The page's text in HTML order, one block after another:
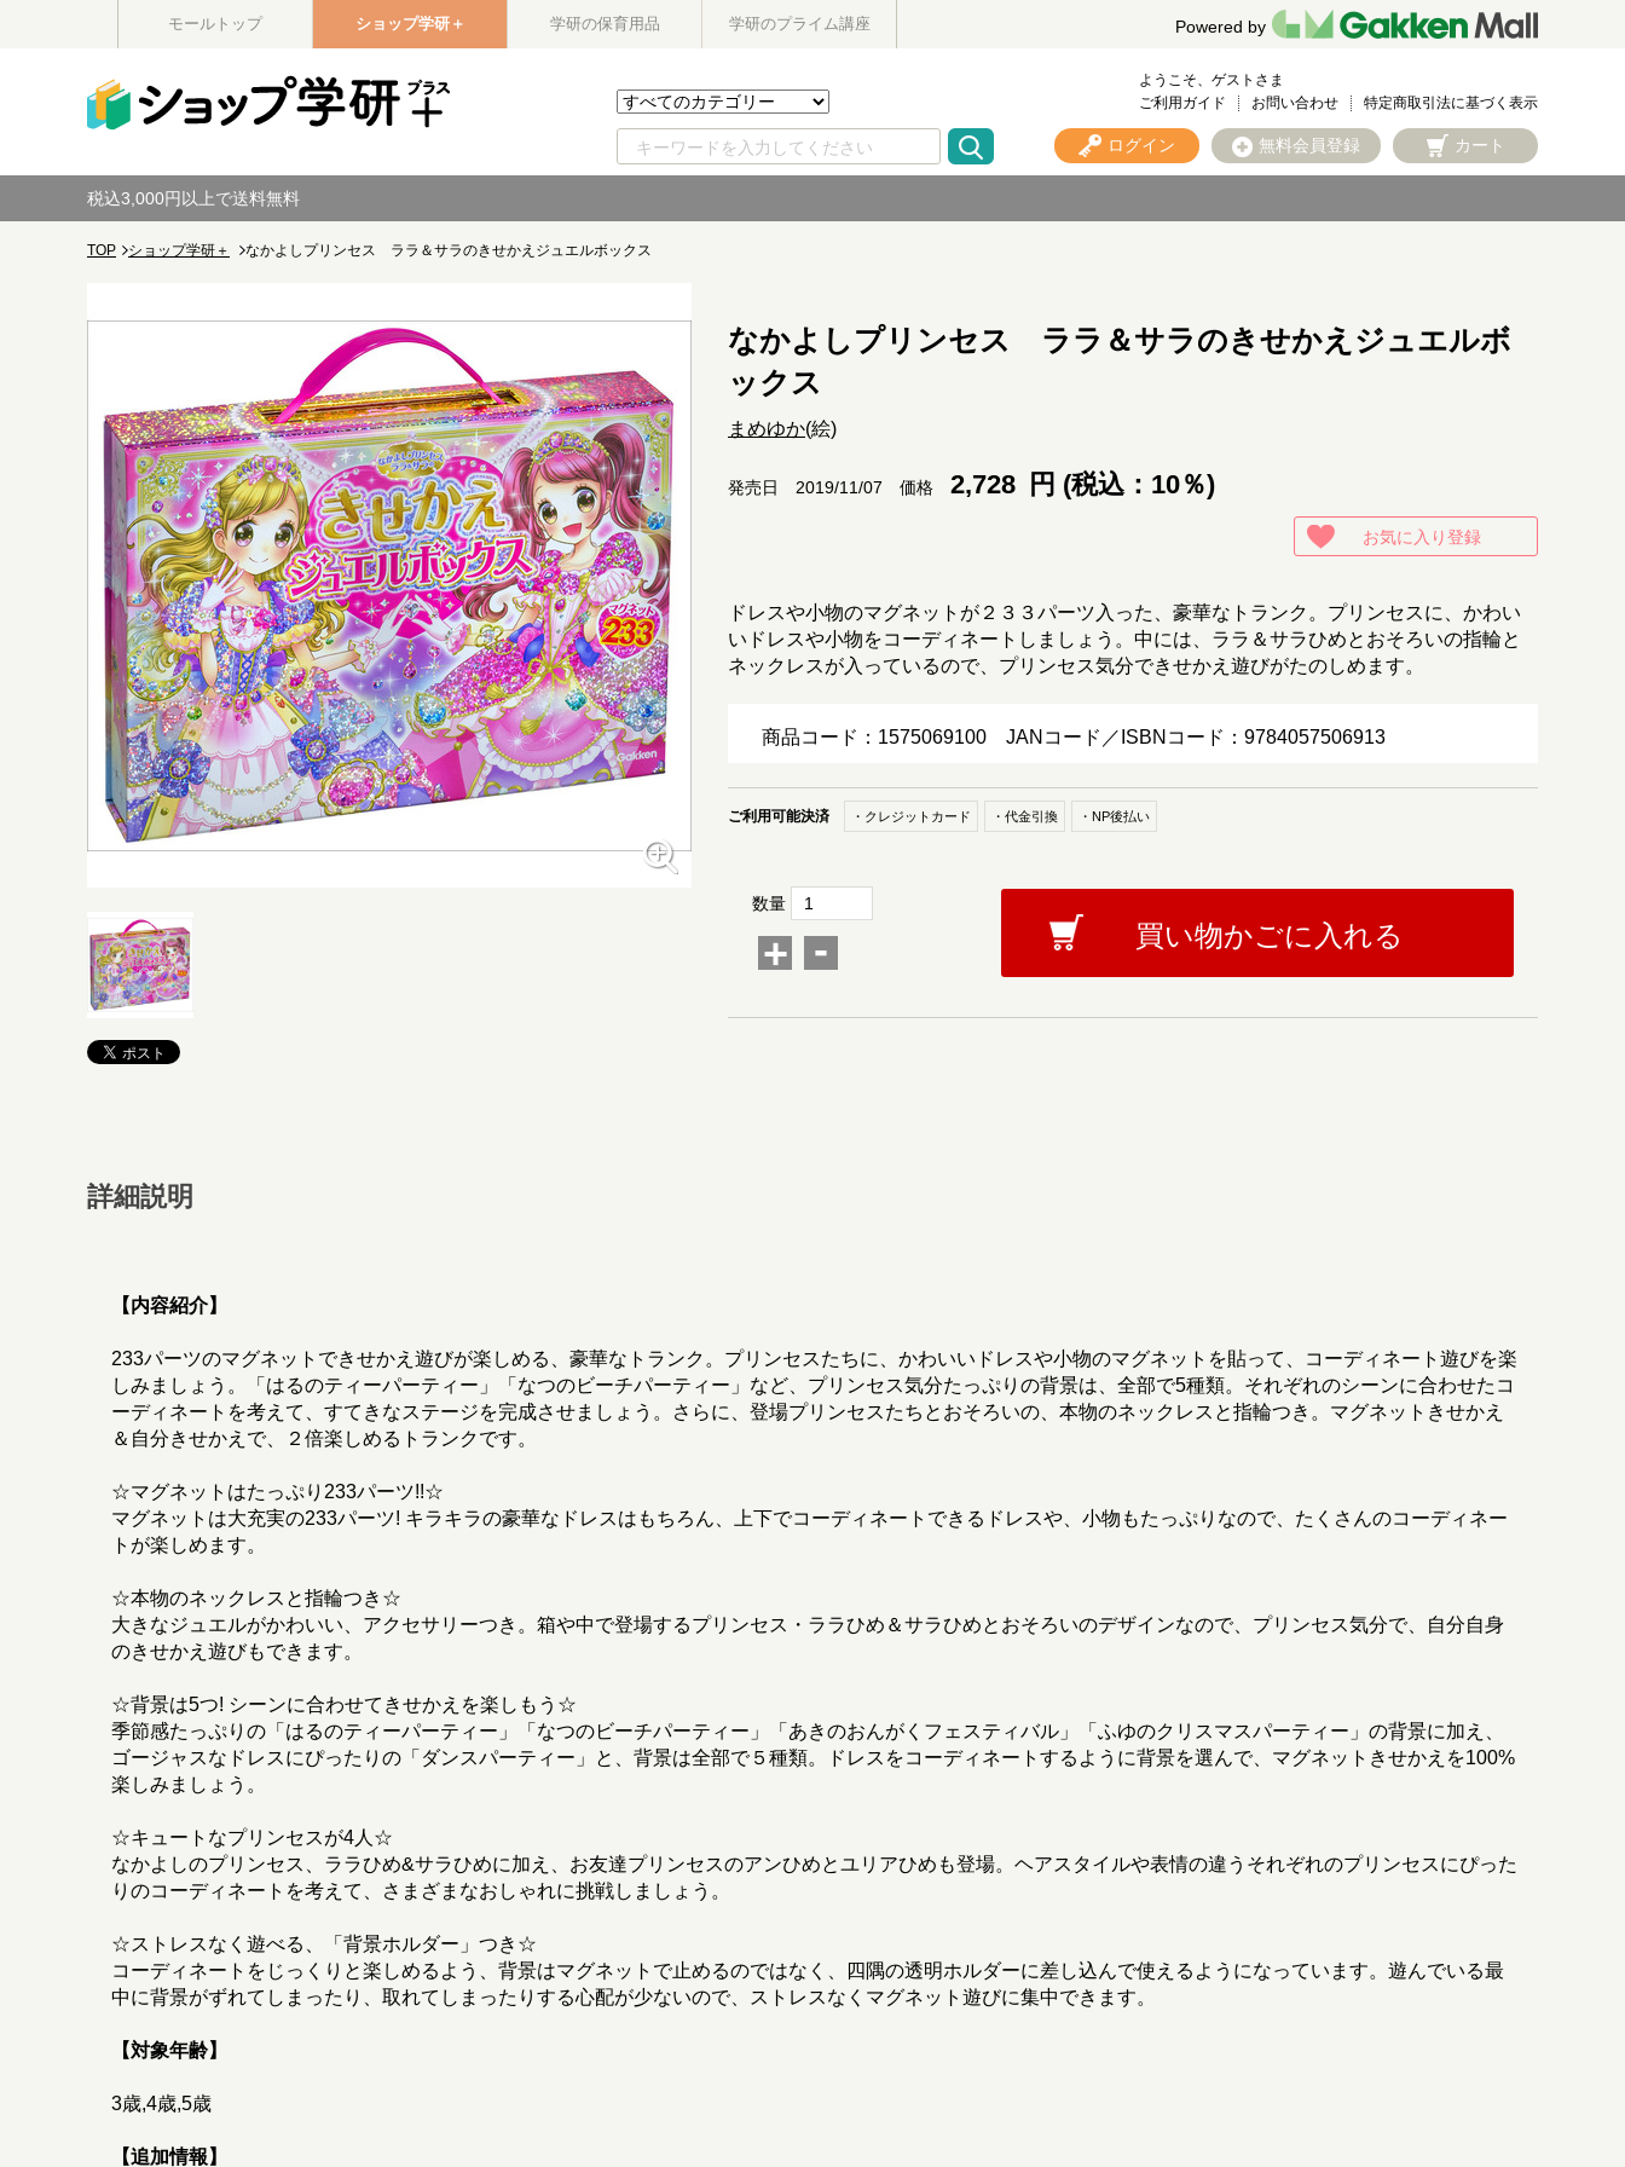
モールトップ ショップ学研＋ 学研の保育用品 学研のプライム講座 Powered by
ようこそ、ゲストさま
ご利用ガイド
お問い合わせ 特定商取引法に基づく表示
ログイン 無料会員登録 カート
税込3,000円以上で送料無料
TOP ショップ学研＋ なかよしプリンセス ララ＆サラのきせかえジュエルボックス
なかよしプリンセス ララ＆サラのきせかえジュエルボ
ックス
まめゆか(絵)
発売日 2019/11/07 価格 2,728 円 (税込：10％)
お気に入り登録
ドレスや小物のマグネットが２３３パーツ入った、豪華なトランク。プリンセスに、かわい
いドレスや小物をコーディネートしましょう。中には、ララ＆サラひめとおそろいの指輪と
ネックレスが入っているので、プリンセス気分できせかえ遊びがたのしめます。
商品コード：1575069100 JANコード／ISBNコード：9784057506913
ご利用可能決済 ・クレジットカード ・代金引換 ・NP後払い
数量
+ - 買い物かごに入れる
詳細説明
【内容紹介】
233パーツのマグネットできせかえ遊びが楽しめる、豪華なトランク。プリンセスたちに、かわいいドレスや小物のマグネットを貼って、コーディネート遊びを楽
しみましょう。「はるのティーパーティー」「なつのビーチパーティー」など、プリンセス気分たっぷりの背景は、全部で5種類。それぞれのシーンに合わせたコ
ーディネートを考えて、すてきなステージを完成させましょう。さらに、登場プリンセスたちとおそろいの、本物のネックレスと指輪つき。マグネットきせかえ
＆自分きせかえで、２倍楽しめるトランクです。
☆マグネットはたっぷり233パーツ!!☆
マグネットは大充実の233パーツ! キラキラの豪華なドレスはもちろん、上下でコーディネートできるドレスや、小物もたっぷりなので、たくさんのコーディネー
トが楽しめます。
☆本物のネックレスと指輪つき☆
大きなジュエルがかわいい、アクセサリーつき。箱や中で登場するプリンセス・ララひめ＆サラひめとおそろいのデザインなので、プリンセス気分で、自分自身
のきせかえ遊びもできます。
☆背景は5つ! シーンに合わせてきせかえを楽しもう☆
季節感たっぷりの「はるのティーパーティー」「なつのビーチパーティー」「あきのおんがくフェスティバル」「ふゆのクリスマスパーティー」の背景に加え、
ゴージャスなドレスにぴったりの「ダンスパーティー」と、背景は全部で５種類。ドレスをコーディネートするように背景を選んで、マグネットきせかえを100%
楽しみましょう。
☆キュートなプリンセスが4人☆
なかよしのプリンセス、ララひめ&サラひめに加え、お友達プリンセスのアンひめとユリアひめも登場。ヘアスタイルや表情の違うそれぞれのプリンセスにぴった
りのコーディネートを考えて、さまざまなおしゃれに挑戦しましょう。
☆ストレスなく遊べる、「背景ホルダー」つき☆
コーディネートをじっくりと楽しめるよう、背景はマグネットで止めるのではなく、四隅の透明ホルダーに差し込んで使えるようになっています。遊んでいる最
中に背景がずれてしまったり、取れてしまったりする心配が少ないので、ストレスなくマグネット遊びに集中できます。
【対象年齢】
3歳,4歳,5歳
【追加情報】